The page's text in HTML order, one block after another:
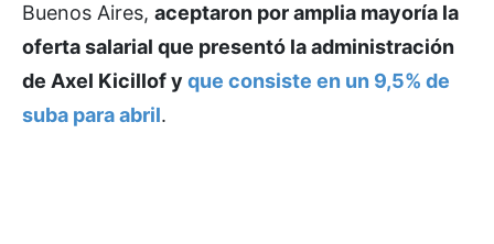
Buenos Aires, aceptaron por amplia mayoría la
oferta salarial que presentó la administración
de Axel Kicillof y que consiste en un 9,5% de
suba para abril.